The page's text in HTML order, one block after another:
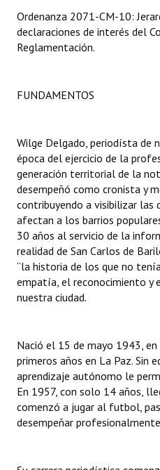
Digesto
Organigrama
Proyectos Presentados
Dictámenes Asesoría Letrada
Actas de Sesión
Informes de Unidad
Ejecución Presupuestaria
Actas de Audiencias Públicas
Comunicaciones
Declaraciones
Resoluciones
Ordenanza 2071-CM-10:
declaraciones de interés del
Reglamentación.
FUNDAMENTOS
Wilge Delgado, periodísta de
época del ejercicio de la
generación territorial de la
desempeñó como cronista y
contribuyendo a visibilizar
afectan a los barrios
30 años al servicio de la
realidad de San Carlos de
“la historia de los que no
empatía, el reconocimiento y
nuestra ciudad.
Nació el 15 de mayo 1943,
primeros años en La Paz. Sin
aprendizaje autónomo le
En 1957, con solo 14 años,
comenzó a jugar al futbol,
desempeñar